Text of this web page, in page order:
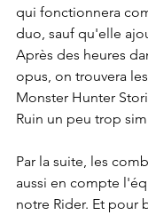
qui fonctionnera
duo, sauf qu'elle
Après des heures
opus, on trouvera
Monster Hunter
Ruin un peu trop
Par la suite, les
aussi en compte
notre Rider. Et pour